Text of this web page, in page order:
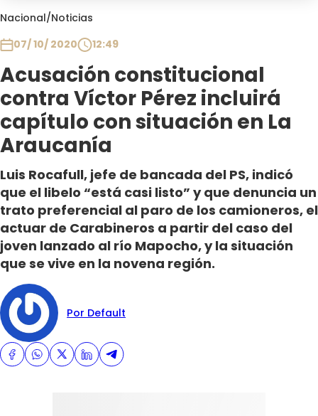
Nacional/Noticias
07/ 10/ 2020
12:49
Acusación constitucional
contra Víctor Pérez incluirá
capítulo con situación en La
Araucanía
Luis Rocafull, jefe de bancada del PS, indicó
que el libelo “está casi listo” y que denuncia un
trato preferencial al paro de los camioneros, el
actuar de Carabineros a partir del caso del
joven lanzado al río Mapocho, y la situación
que se vive en la novena región.
Por Default
Club De La Comedia
Plan Perfecto
El Tiempo
Sabingo
Todos Los Programas